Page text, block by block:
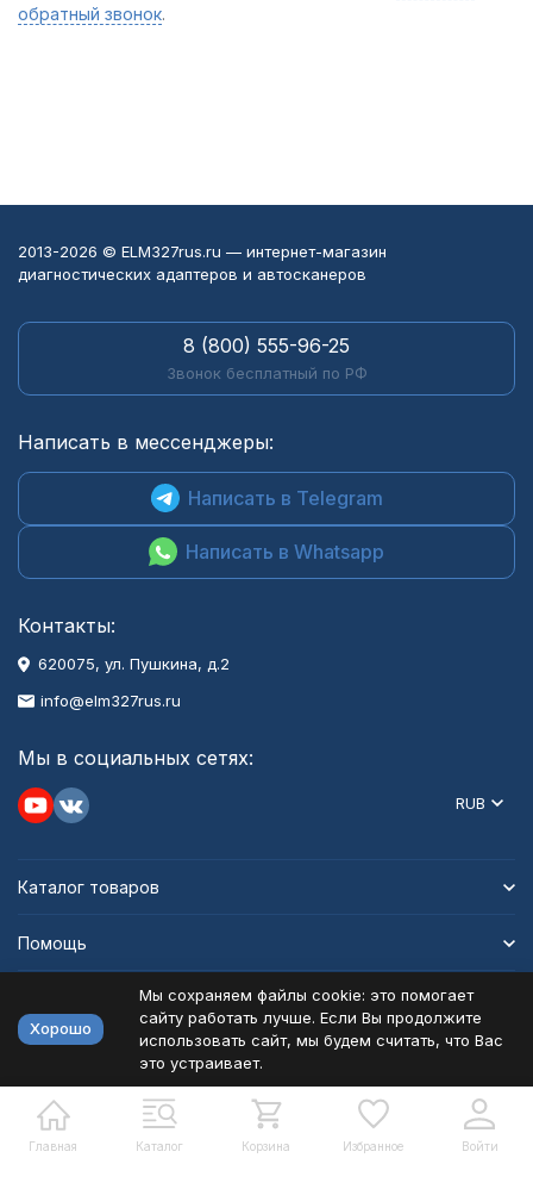
обратный звонок.
Главная Каталог Корзина Избранное Войти
2013-2026 © ELM327rus.ru — интернет-магазин
диагностических адаптеров и автосканеров
8 (800) 555-96-25
Звонок бесплатный по РФ
Написать в мессенджеры:
Написать в Telegram
Написать в Whatsapp
Контакты:
620075, ул. Пушкина, д.2
info@elm327rus.ru
Мы в социальных сетях:
RUB
Каталог товаров
Помощь
Политика персональных данных
Разработано в bodysite.ru
Хорошо
Мы сохраняем файлы cookie: это помогает
сайту работать лучше. Если Вы продолжите
использовать сайт, мы будем считать, что Вас
это устраивает.